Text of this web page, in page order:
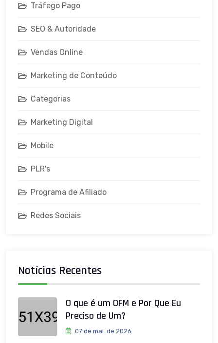
Tráfego Pago
SEO & Autoridade
Vendas Online
Marketing de Conteúdo
Categorias
Marketing Digital
Mobile
PLR's
Programa de Afiliado
Redes Sociais
Notícias Recentes
O que é um OFM e Por Que Eu
Preciso de Um?
07 de mai. de 2026